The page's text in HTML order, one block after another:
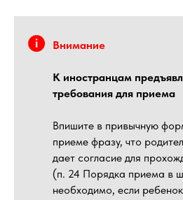
Внимание
К иностранцам
требования для приема
Впишите в привычную
приеме фразу, что
дает согласие для
(п. 24 Порядка приема в
необходимо, если